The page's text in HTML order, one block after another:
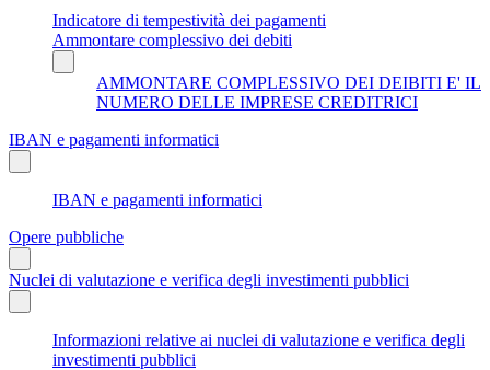
Indicatore di tempestività dei pagamenti
Ammontare complessivo dei debiti
AMMONTARE COMPLESSIVO DEI DEIBITI E' IL
NUMERO DELLE IMPRESE CREDITRICI
IBAN e pagamenti informatici
IBAN e pagamenti informatici
Opere pubbliche
Nuclei di valutazione e verifica degli investimenti pubblici
Informazioni relative ai nuclei di valutazione e verifica degli
investimenti pubblici